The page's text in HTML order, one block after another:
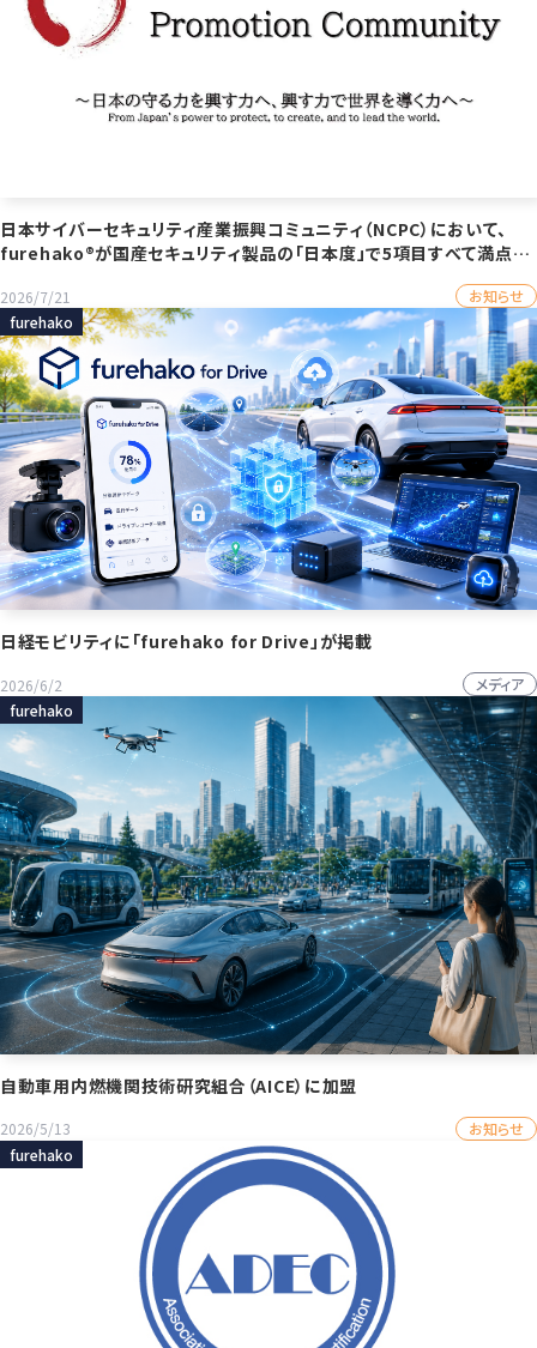
日本サイバーセキュリティ産業振興コミュニティ（NCPC）において、
furehako®が国産セキュリティ製品の「日本度」で5項目すべて満点を
2026/7/21
お知らせ
furehako
日経モビリティに「furehako for Drive」が掲載
2026/6/2
メディア
furehako
自動車用内燃機関技術研究組合（AICE）に加盟
2026/5/13
お知らせ
furehako